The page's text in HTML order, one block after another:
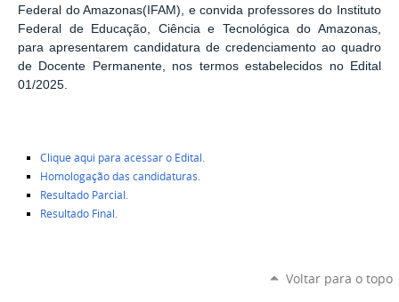
Federal do Amazonas(IFAM), e convida professores do Instituto
Federal de Educação, Ciência e Tecnológica do Amazonas,
para apresentarem candidatura de credenciamento ao quadro
de Docente Permanente, nos termos estabelecidos no Edital
01/2025.
Clique aqui para acessar o Edital.
Homologação das candidaturas.
Resultado Parcial.
Resultado Final.
Voltar para o topo